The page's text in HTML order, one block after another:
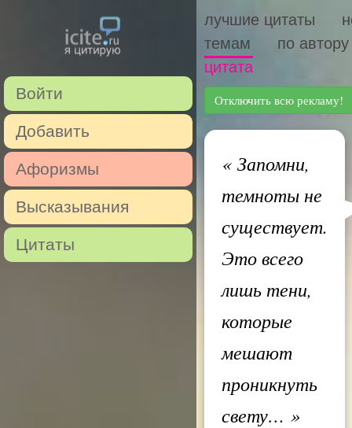
Войти
Добавить
Афоризмы
Высказывания
Цитаты
лучшие цитаты
темам
по автору
цитата
Отключить всю рекламу!
«Запомни,
темноты не
существует.
Это всего
лишь тени,
которые
мешают
проникнуть
свету… »